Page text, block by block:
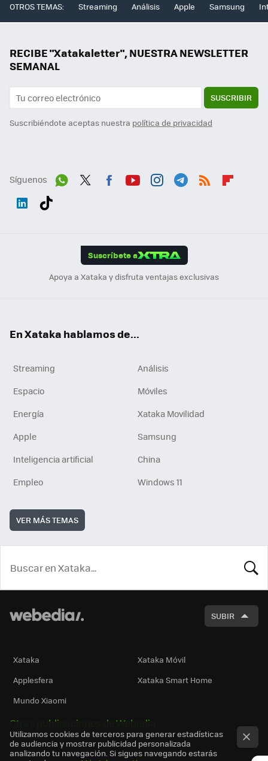
OTROS TEMAS: Streaming Análisis Apple Samsung
RECIBE "Xatakaletter", NUESTRA NEWSLETTER
SEMANAL
SUSCRIBIR
Suscribiéndote aceptas nuestra política de privacidad
Síguenos
Suscríbete a
Apoya a Xataka y disfruta ventajas exclusivas
En Xataka hablamos de...
Streaming
Análisis
Espacio
Móviles
Energía
Xataka Movilidad
Apple
Samsung
Inteligencia artificial
China
Empleo
Windows 11
VER MÁS TEMAS
SUBIR
Xataka
Xataka Móvil
Applesfera
Xataka Smart Home
Mundo Xiaomi
Otras publicaciones de Webedia
Utilizamos cookies de terceros para generar estadísticas
de audiencia y mostrar publicidad personalizada
analizando tu navegación. Si sigues navegando estarás